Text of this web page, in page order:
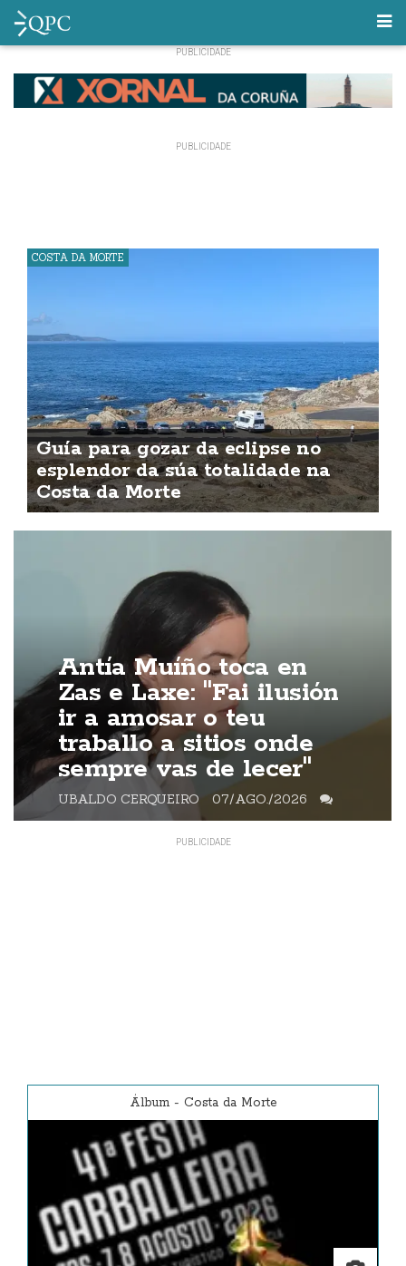
COSTA DA MORTE
Guía para gozar da eclipse no
esplendor da súa totalidade na
Costa da Morte
Antía Muíño toca en
Zas e Laxe: "Fai ilusión
ir a amosar o teu
traballo a sitios onde
sempre vas de lecer"
UBALDO CERQUEIRO 07/AGO./2026
Álbum - Costa da Morte